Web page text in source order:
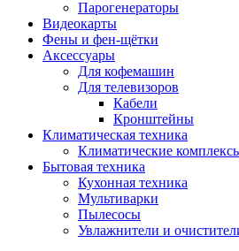
Парогенераторы
Видеокарты
Фены и фен-щётки
Аксессуары
Для кофемашин
Для телевизоров
Кабели
Кронштейны
Климатическая техника
Климатические
Бытовая техника
Кухонная техника
Мультиварки
Пылесосы
Увлажнители и